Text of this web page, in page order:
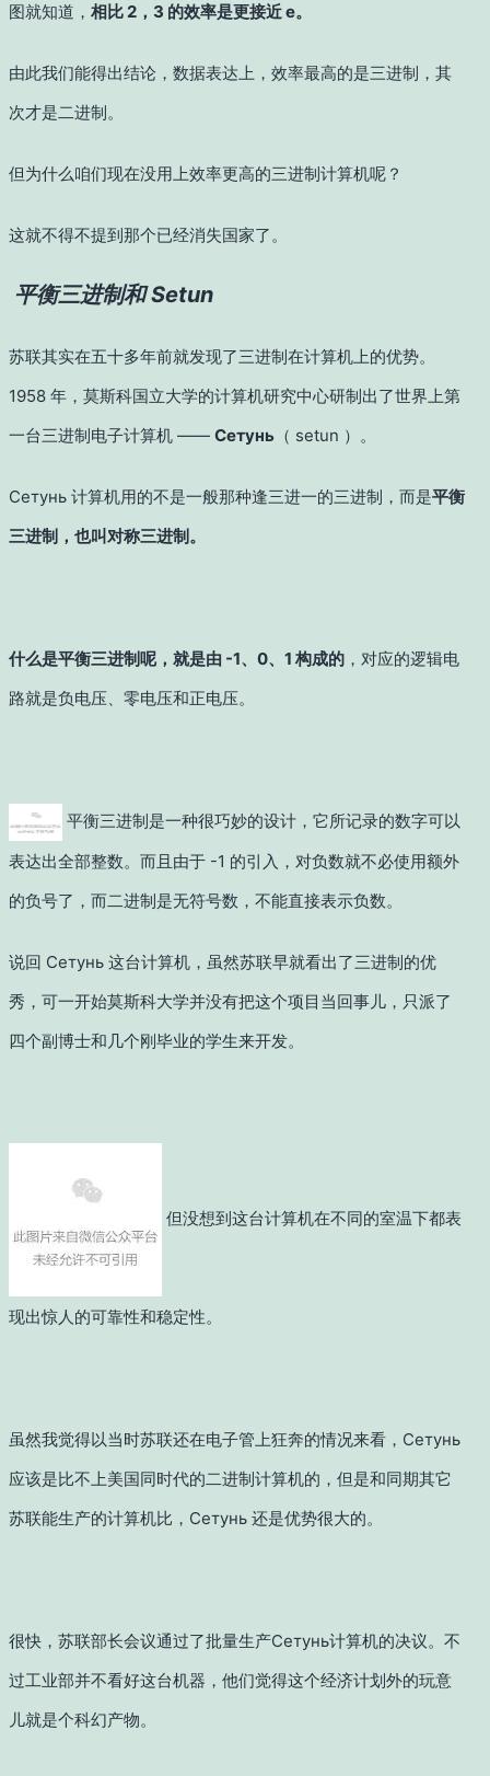
图就知道， 相比 2，3 的效率是更接近 e。
由此我们能得出结论，数据表达上，效率最高的是三进制，其
次才是二进制。
但为什么咱们现在没用上效率更高的三进制计算机呢？
这就不得不提到那个已经消失国家了。
平衡三进制和 Setun
苏联其实在五十多年前就发现了三进制在计算机上的优势。
1958 年，莫斯科国立大学的计算机研究中心研制出了世界上第
一台三进制电子计算机 —— Сетунь （ setun ）。
Сетунь 计算机用的不是一般那种逢三进一的三进制，而是平衡
三进制，也叫对称三进制。
什么是平衡三进制呢，就是由 -1、0、1 构成的 ，对应的逻辑电
路就是负电压、零电压和正电压。
平衡三进制是一种很巧妙的设计，它所记录的数字可以
表达出全部整数。而且由于 -1 的引入，对负数就不必使用额外
的负号了，而二进制是无符号数，不能直接表示负数。
说回 Сетунь 这台计算机，虽然苏联早就看出了三进制的优
秀，可一开始莫斯科大学并没有把这个项目当回事儿，只派了
四个副博士和几个刚毕业的学生来开发。
但没想到这台计算机在不同的室温下都表
现出惊人的可靠性和稳定性。
虽然我觉得以当时苏联还在电子管上狂奔的情况来看， Сетунь
应该是比不上美国同时代的二进制计算机的，但是和同期其它
苏联能生产的计算机比，Сетунь 还是优势很大的。
很快，苏联部长会议通过了批量生产Сетунь计算机的决议。不
过工业部并不看好这台机器，他们觉得这个经济计划外的玩意
儿就是个科幻产物。